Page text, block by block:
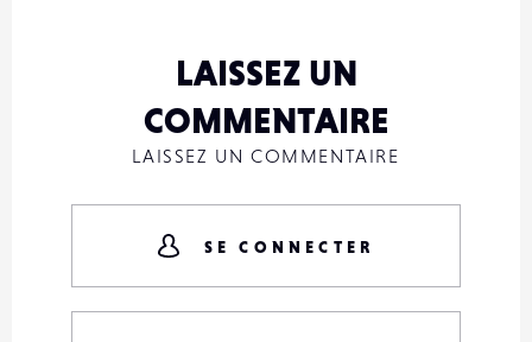
LAISSEZ UN
COMMENTAIRE
LAISSEZ UN COMMENTAIRE
SE CONNECTER